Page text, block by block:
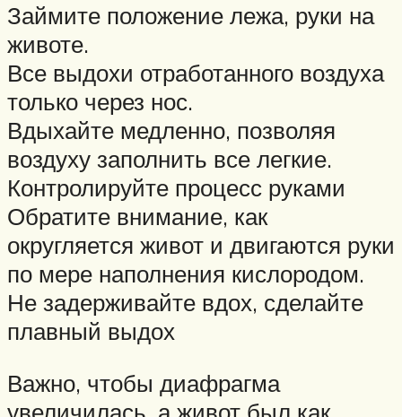
Займите положение лежа, руки на
животе.
Все выдохи отработанного воздуха
только через нос.
Вдыхайте медленно, позволяя
воздуху заполнить все легкие.
Контролируйте процесс руками
Обратите внимание, как
округляется живот и двигаются руки
по мере наполнения кислородом.
Не задерживайте вдох, сделайте
плавный выдох
Важно, чтобы диафрагма